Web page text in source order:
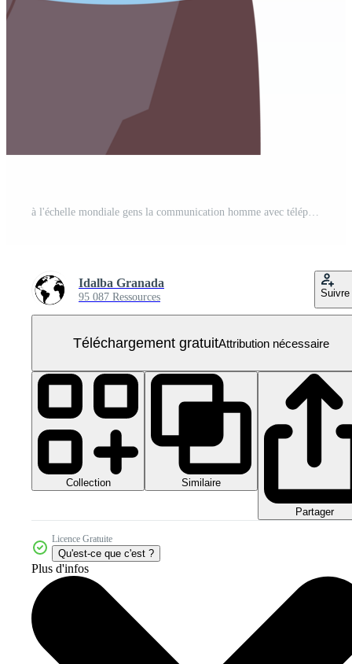
à l'échelle mondiale gens la communication homme avec téléphone PNG Gratuit
Idalba Granada
95 087 Ressources Suivre
Téléchargement gratuitAttribution nécessaire
Collection Similaire
Partager
Licence Gratuite
Qu'est-ce que c'est ?
Plus d'infos